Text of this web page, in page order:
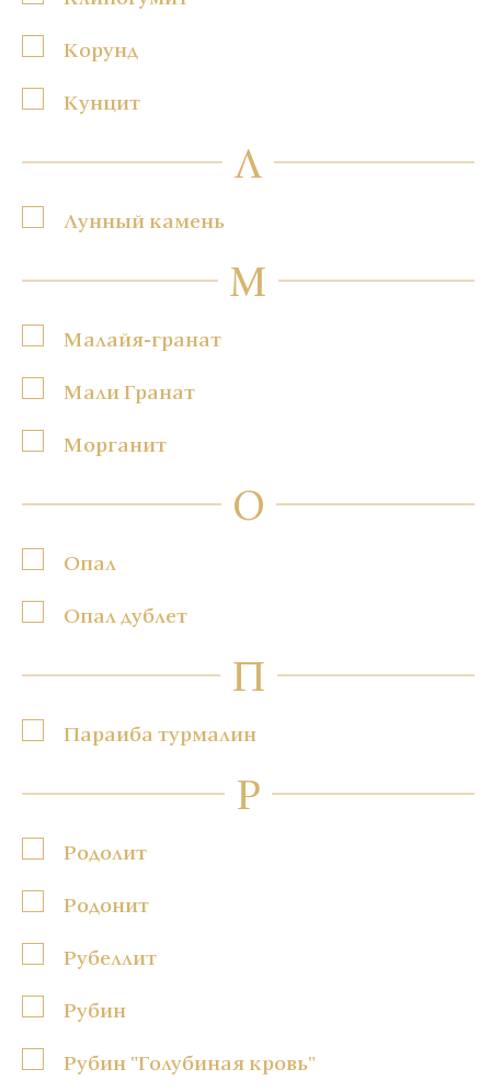
Корунд
Кунцит
Л
Лунный камень
М
Малайя-гранат
Мали Гранат
Морганит
О
Опал
Опал дублет
П
Параиба турмалин
Р
Родолит
Родонит
Рубеллит
Рубин
Рубин "Голубиная кровь"